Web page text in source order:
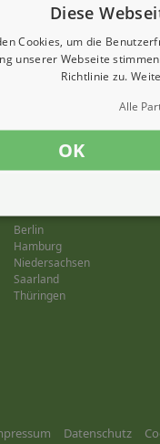
Berlin
Hamburg
Niedersachsen
Saarland
Thüringen
Datenschutz
Diese
Cookies, um die
unserer Webseite
Richtlinie zu.
Alle
OK